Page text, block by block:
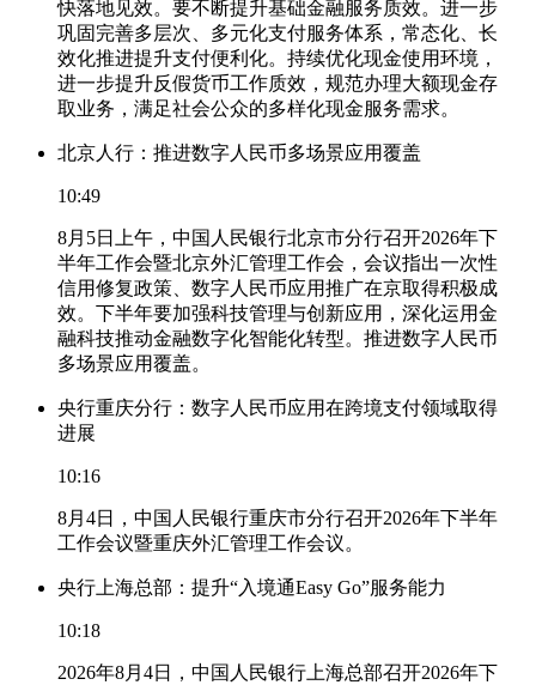
快落地见效。要不断提升基础金融服务质效。进一步
巩固完善多层次、多元化支付服务体系，常态化、长
效化推进提升支付便利化。持续优化现金使用环境，
进一步提升反假货币工作质效，规范办理大额现金存
取业务，满足社会公众的多样化现金服务需求。
北京人行：推进数字人民币多场景应用覆盖
10:49
8月5日上午，中国人民银行北京市分行召开2026年下
半年工作会暨北京外汇管理工作会，会议指出一次性
信用修复政策、数字人民币应用推广在京取得积极成
效。下半年要加强科技管理与创新应用，深化运用金
融科技推动金融数字化智能化转型。推进数字人民币
多场景应用覆盖。
央行重庆分行：数字人民币应用在跨境支付领域取得
进展
10:16
8月4日，中国人民银行重庆市分行召开2026年下半年
工作会议暨重庆外汇管理工作会议。
央行上海总部：提升“入境通Easy Go”服务能力
10:18
2026年8月4日，中国人民银行上海总部召开2026年下